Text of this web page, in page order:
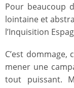
Pour beaucoup
lointaine et
l’Inquisition
C’est
mener une
tout puissant.